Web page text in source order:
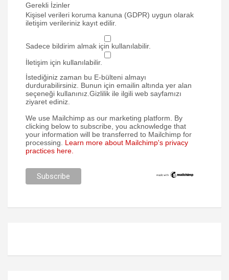
Gerekli İzinler
Kişisel verileri koruma kanuna (GDPR) uygun olarak
iletişim verileriniz kayıt edilir.
Sadece bildirim almak için kullanılabilir.
İletişim için kullanılabilir.
İstediğiniz zaman bu E-bülteni almayı
durdurabilirsiniz. Bunun için emailin altında yer alan
seçeneği kullanınız.Gizlilik ile ilgili web sayfamızı
ziyaret ediniz.
We use Mailchimp as our marketing platform. By
clicking below to subscribe, you acknowledge that
your information will be transferred to Mailchimp for
processing. Learn more about Mailchimp's privacy
practices here.